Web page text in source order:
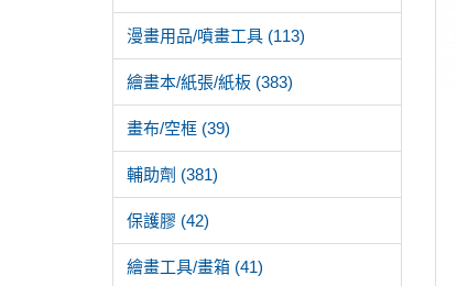
漫畫用品/噴畫工具 (113)
繪畫本/紙張/紙板 (383)
畫布/空框 (39)
輔助劑 (381)
保護膠 (42)
繪畫工具/畫箱 (41)